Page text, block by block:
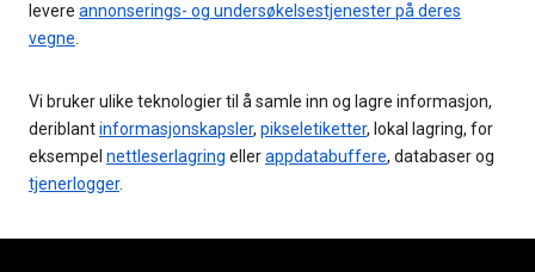
levere annonserings- og undersøkelsestjenester på deres
vegne
Vi bruker ulike teknologier til å samle inn og lagre informasjon,
deriblantinformasjonskapsler, pikseletiketter, lokal lagring, for
eksempel nettleserlagring ellerappdatabuffere, databaser og
tjenerlogger.